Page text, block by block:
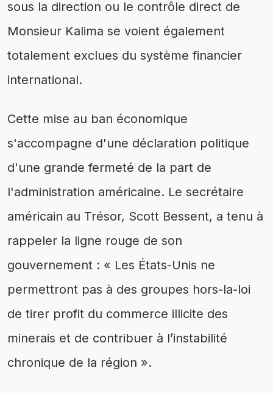
sous la direction ou le contrôle direct de
Monsieur Kalima se voient également
totalement exclues du système financier
international.
Cette mise au ban économique
s'accompagne d'une déclaration politique
d'une grande fermeté de la part de
l'administration américaine. Le secrétaire
américain au Trésor, Scott Bessent, a tenu à
rappeler la ligne rouge de son
gouvernement : « Les États-Unis ne
permettront pas à des groupes hors-la-loi
de tirer profit du commerce illicite des
minerais et de contribuer à l’instabilité
chronique de la région ».